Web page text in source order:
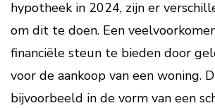
hypotheek in 2024, zijn er
om dit te doen. Een
financiële steun te bieden door
voor de aankoop van een woning.
bijvoorbeeld in de vorm van een